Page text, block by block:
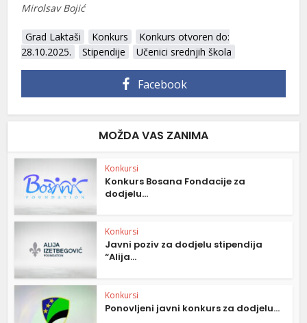
Mirolsav Bojić
Grad Laktaši Konkurs
Konkurs otvoren do:
28.10.2025.
Stipendije Učenici srednjih škola
Facebook
MOŽDA VAS ZANIMA
Konkursi
Konkurs Bosana Fondacije za
dodjelu...
Konkursi
Javni poziv za dodjelu stipendija
“Alija...
Konkursi
Ponovljeni javni konkurs za dodjelu...